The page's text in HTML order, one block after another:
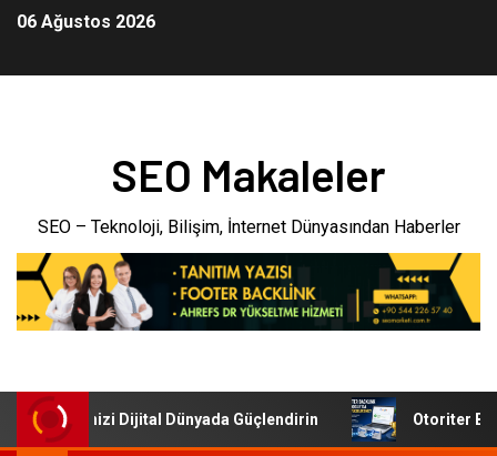
06 Ağustos 2026
SEO Makaleler
SEO – Teknoloji, Bilişim, İnternet Dünyasından Haberler
İşletmenizi Dijital Dünyada Güçlendirin Otoriter